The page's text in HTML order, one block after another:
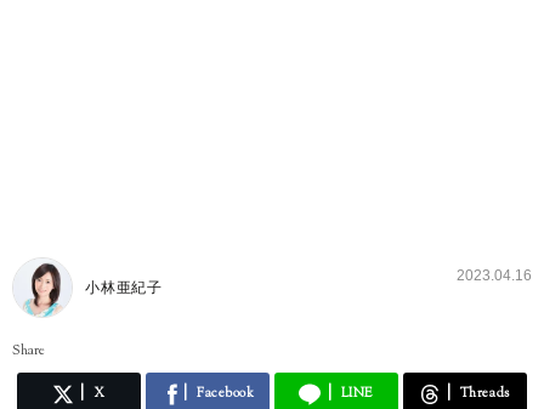
小林亜紀子
2023.04.16
Share
X Facebook LINE Threads